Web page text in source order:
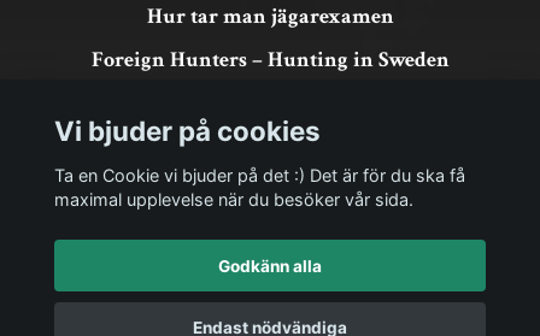
Hur tar man jägarexamen
Foreign Hunters – Hunting in Sweden
Om köp och returer
Vi bjuder på cookies
Ta en Cookie vi bjuder på det :) Det är för du ska få
maximal upplevelse när du besöker vår sida.
Godkänn alla
Endast nödvändiga